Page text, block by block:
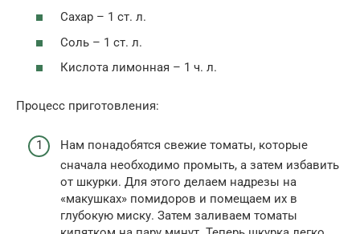
Сахар – 1 ст. л.
Соль – 1 ст. л.
Кислота лимонная – 1 ч. л.
Процесс приготовления:
Нам понадобятся свежие томаты, которые
сначала необходимо промыть, а затем избавить
от шкурки. Для этого делаем надрезы на
«макушках» помидоров и помещаем их в
глубокую миску. Затем заливаем томаты